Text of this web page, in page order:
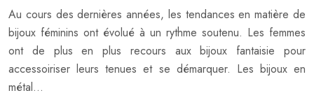
Au cours des dernières années, les tendances en matière de
bijoux féminins ont évolué à un rythme soutenu. Les femmes
ont de plus en plus recours aux bijoux fantaisie pour
accessoiriser leurs tenues et se démarquer. Les bijoux en
métal…